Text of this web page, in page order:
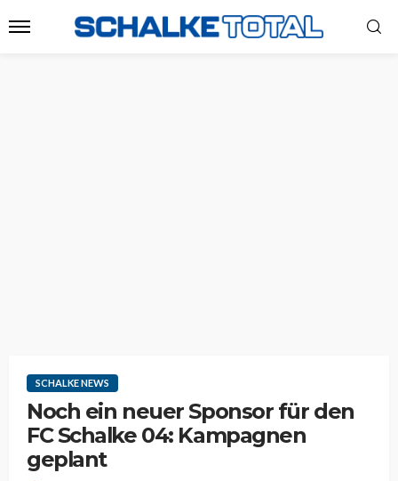
SCHALKE NEWS
Noch ein neuer Sponsor für den
FC Schalke 04: Kampagnen
geplant